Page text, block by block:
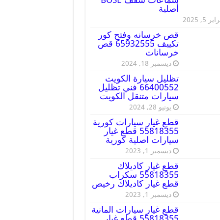
أصلية
5, 2025
قص خرسانه وفتح كور
تكييف 65932555 قص
خرسانات
ديسمبر 18, 2024
تظليل سيارة الكويت
66400552 فني تظليل
سيارات متنقل الكويت
يونيو 28, 2024
قطع غيار سيارات كورية
55818355 قطع غيار
سيارات اصلية كورية
ديسمبر 1, 2023
قطع غيار كاديلاك
55818355 سكراب
قطع غيار كاديلاك رخيص
ديسمبر 1, 2023
قطع غيار سيارات المانية